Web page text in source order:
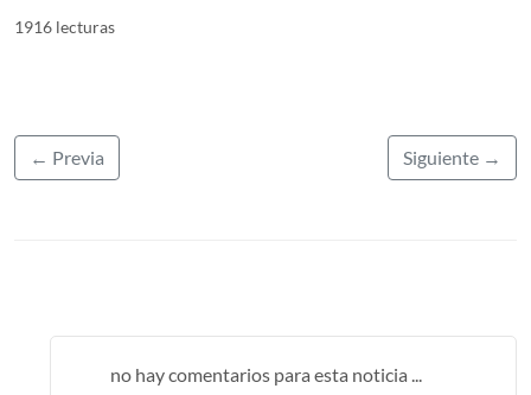
1916 lecturas
← Previa Siguiente →
no hay comentarios para esta noticia ...